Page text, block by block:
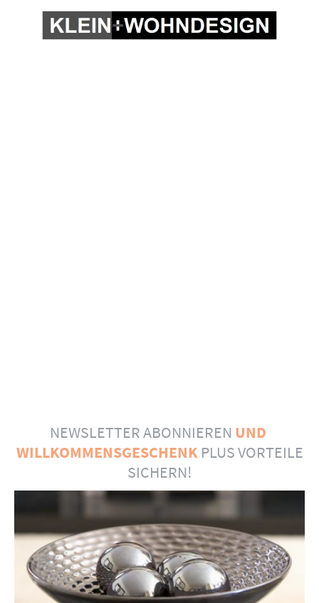
NEWSLETTER ABONNIEREN UND
WILLKOMMENSGESCHENK PLUS VORTEILE
SICHERN!